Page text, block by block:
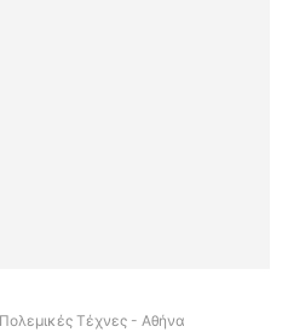
Τέχνες - Αθήνα